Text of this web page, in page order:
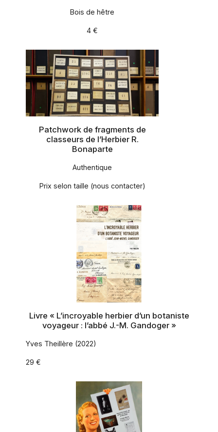
Bois de hêtre
4 €
Patchwork de fragments de
classeurs de l’Herbier R.
Bonaparte
Authentique
Prix selon taille (nous contacter)
Livre « L’incroyable herbier d’un botaniste
voyageur : l’abbé J.-M. Gandoger »
Yves Theillère (2022)
29 €